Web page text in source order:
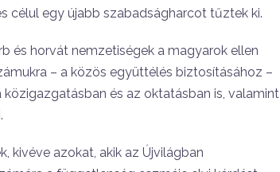
célul egy újabb szabadságharcot tűztek ki.
és horvát nemzetiségek a magyarok ellen
– a közös együttélés biztosításához –
és az oktatásban is, valamint
kivéve azokat, akik az Újvilágban